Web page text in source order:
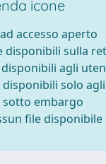
icone
accesso aperto
disponibili sulla
agli
disponibili solo
sotto embargo
file disponibile